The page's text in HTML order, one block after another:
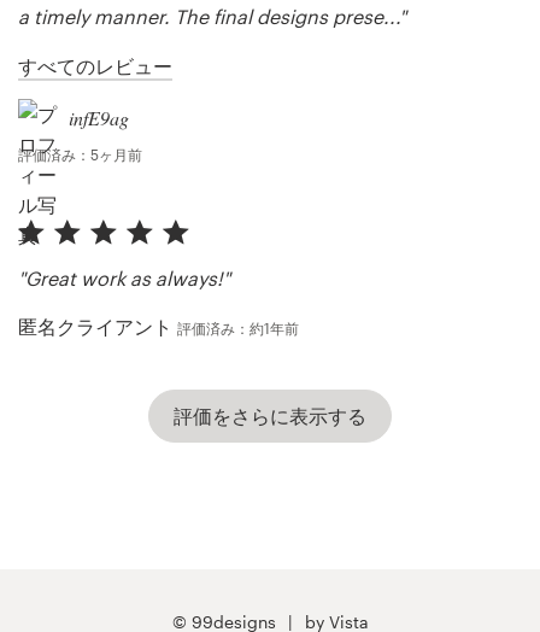
a timely manner. The final designs prese..."
すべてのレビュー
infE9ag
評価済み：5ヶ月前
"Great work as always!"
匿名クライアント 評価済み：約1年前
評価をさらに表示する
© 99designs by Vista